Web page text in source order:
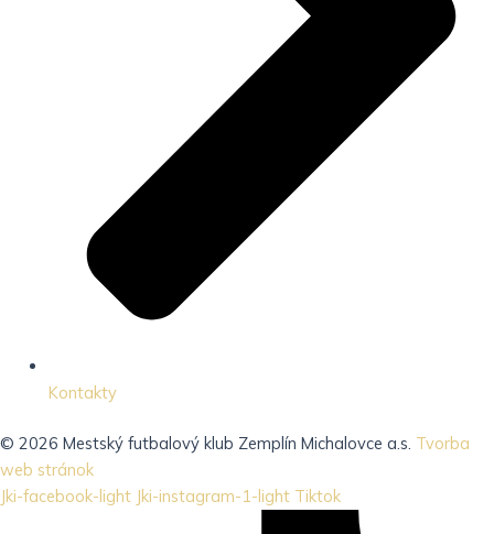
Kontakty
© 2026 Mestský futbalový klub Zemplín Michalovce a.s. Tvorba
web stránok
Jki-facebook-light Jki-instagram-1-light Tiktok